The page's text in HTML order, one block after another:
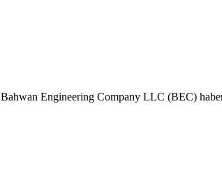
Engineering Company LLC (BEC)